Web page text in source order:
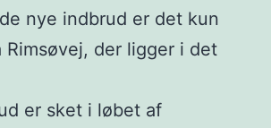
nye indbrud er det kun
Rimsøvej, der ligger i det
er sket i løbet af